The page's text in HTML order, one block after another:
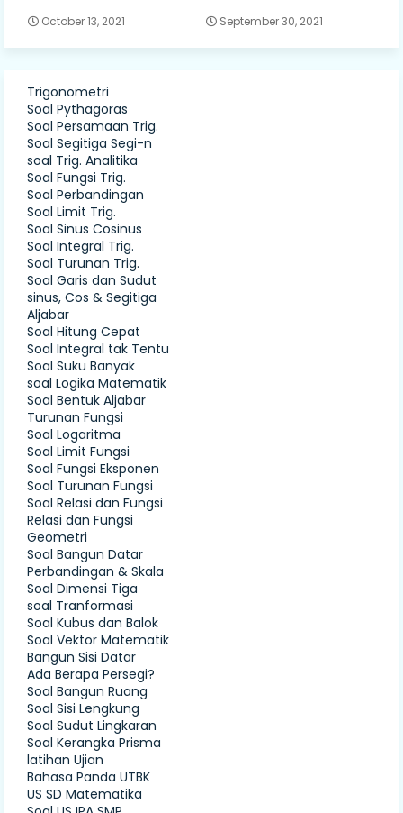
October 13, 2021 September 30, 2021
Trigonometri
Soal Pythagoras
Soal Persamaan Trig.
Soal Segitiga Segi-n
soal Trig. Analitika
Soal Fungsi Trig.
Soal Perbandingan
Soal Limit Trig.
Soal Sinus Cosinus
Soal Integral Trig.
Soal Turunan Trig.
Soal Garis dan Sudut
sinus, Cos & Segitiga
Aljabar
Soal Hitung Cepat
Soal Integral tak Tentu
Soal Suku Banyak
soal Logika Matematik
Soal Bentuk Aljabar
Turunan Fungsi
Soal Logaritma
Soal Limit Fungsi
Soal Fungsi Eksponen
Soal Turunan Fungsi
Soal Relasi dan Fungsi
Relasi dan Fungsi
Geometri
Soal Bangun Datar
Perbandingan & Skala
Soal Dimensi Tiga
soal Tranformasi
Soal Kubus dan Balok
Soal Vektor Matematik
Bangun Sisi Datar
Ada Berapa Persegi?
Soal Bangun Ruang
Soal Sisi Lengkung
Soal Sudut Lingkaran
Soal Kerangka Prisma
latihan Ujian
Bahasa Panda UTBK
US SD Matematika